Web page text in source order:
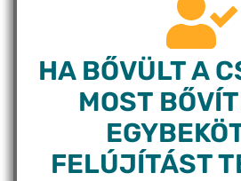
HA BŐVÜLT A
MOST
FELÚJÍTÁST